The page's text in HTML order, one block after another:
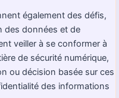
également des défis,
des données et de
veiller à se conformer à
de sécurité numérique,
ou décision basée sur ces
des informations